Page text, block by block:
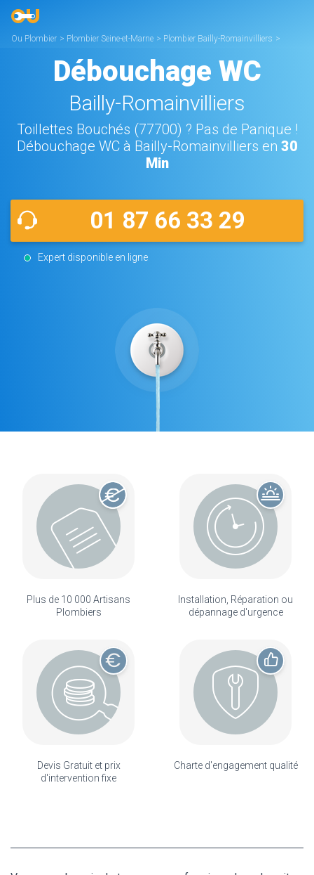
Ou Plombier > Plombier Seine-et-Marne > Plombier Bailly-Romainvilliers >
Débouchage WC
Bailly-Romainvilliers
Toillettes Bouchés (77700) ? Pas de Panique !
Débouchage WC à Bailly-Romainvilliers en 30
Min
01 87 66 33 29
Expert disponible en ligne
Plus de 10 000 Artisans
Plombiers
Installation, Réparation ou
dépannage d'urgence
Devis Gratuit et prix
d'intervention fixe
Charte d'engagement qualité